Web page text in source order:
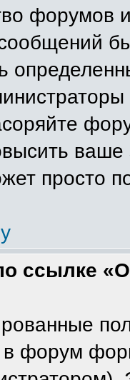
форумов
просто
ссылке
в форум